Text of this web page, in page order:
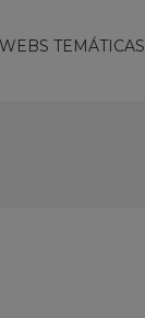
WEBS TEMÁTICAS